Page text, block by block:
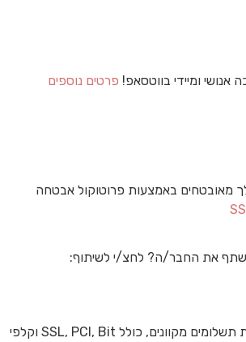
אנושי ומיידי בווטסאפ! פרטים נוספים
מאובטחים באמצעות פרוטוקול אבטחה
את החבר/ה? לחצ/י לשיתוף: